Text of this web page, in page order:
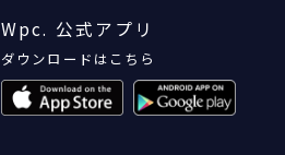
Wpc. 公式アプリ
ダウンロードはこちら